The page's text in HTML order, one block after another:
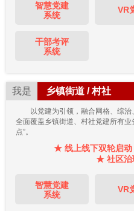
智慧党建
系统
VR
干部考评
系统
我是 乡镇街道 / 村社
以党建为引领，融合网格、综
全面覆盖乡镇街道、村社党建所有业
点”。
★ 线上线下双轮启动
★ 社区治
智慧党建
系统
VR